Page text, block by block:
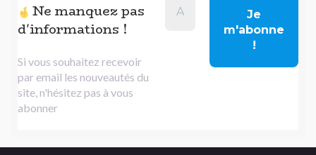
Ne manquez pas
d'informations !
Si vous souhaitez recevoir
par email les nouveautés du
site, n'hésitez pas à vous
abonner